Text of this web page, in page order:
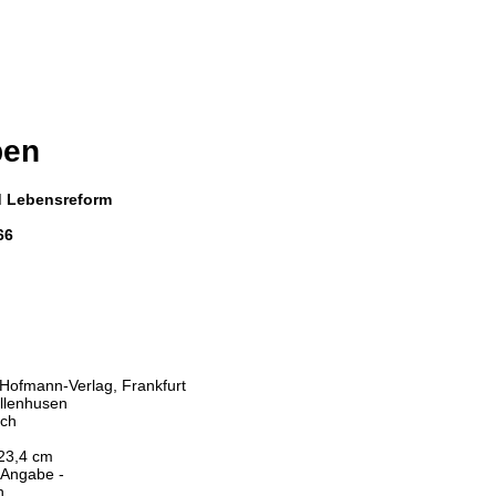
Verlag, Frankfurt
cm
-